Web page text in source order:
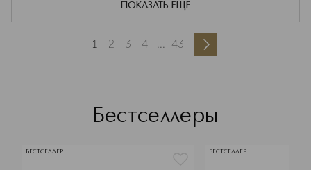
ПОКАЗАТЬ ЕЩЕ
1 2 3 4 ... 43
Бестселлеры
БЕСТСЕЛЛЕР БЕСТСЕЛЛЕР